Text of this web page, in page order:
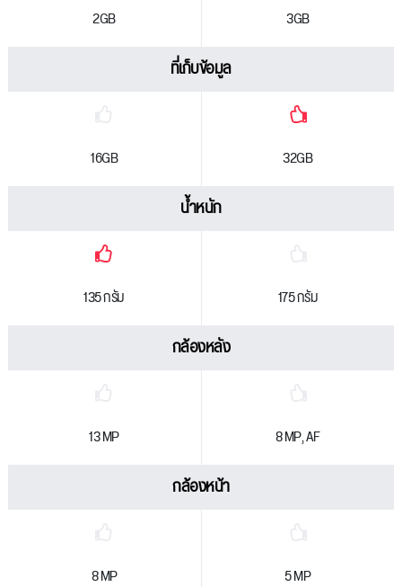
2GB 3GB
ที่เก็บข้อมูล
16GB 32GB
น้ำหนัก
135 กรัม 175 กรัม
กล้องหลัง
13 MP 8 MP, AF
กล้องหน้า
8 MP 5 MP